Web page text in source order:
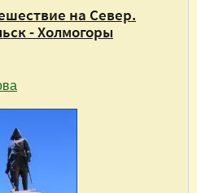
на Север.
- Холмогоры